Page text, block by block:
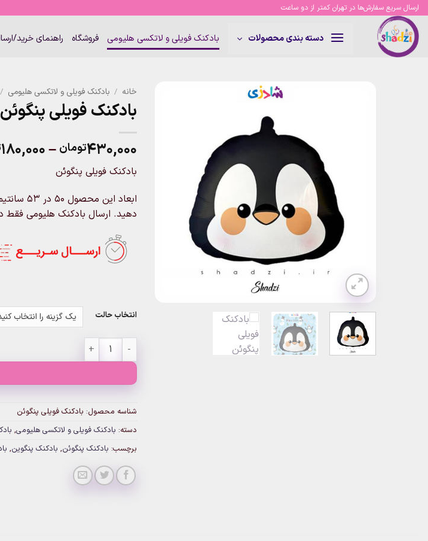
Skip
content
ارسال سریع سفارش‌ها در تهران کمتر از دو ساعت
دسته بندی محصولات بادکنک فویلی و لاتکسی هلیومی فروشگاه راهنمای خرید/
خانه / بادکنک فویلی و لاتکسی هلیومی /
بادکنک فویلی پنگوئن
۴۳۰,۰۰۰تومان –۱۸۰,۰۰۰
بادکنک فویلی پنگوئن
ابعاد
دهید. ارسال بادکنک هلیومی فقط
انتخاب حالت
بادکنک فویلی پنگوئن عدد
شناسه محصول: بادکنک فویلی پنگوئن
دسته: بادکنک فویلی و لاتکسی هلیومی,
برچسب: بادکنک پنگوئن, بادکنک پنگوین,